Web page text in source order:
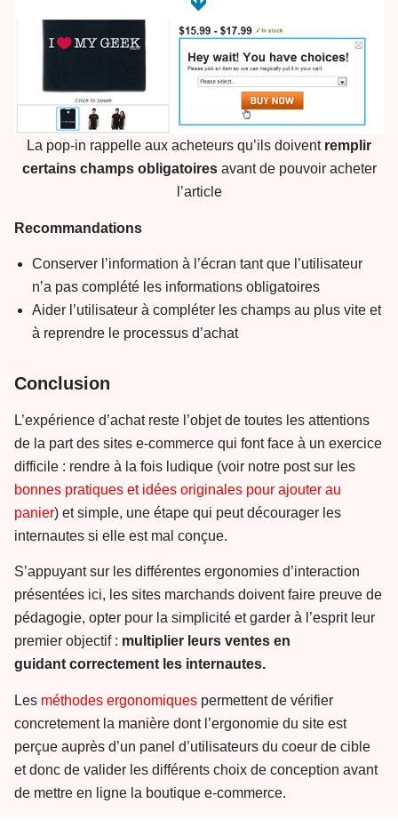
La pop-in rappelle aux acheteurs qu’ils doivent remplir
certains champs obligatoiresavant de pouvoir acheter
l’article
Recommandations
Conserver l’information à l’écran tant que l’utilisateur
n’a pas complété les informations obligatoires
Aider l’utilisateur à compléter les champs au plus vite et
à reprendre le processus d’achat
Conclusion
L’expérience d’achat reste l’objet de toutes les attentions
de la part des sites e-commerce qui font face à un exercice
difficile : rendre à la fois ludique (voir notre post sur les
bonnes pratiques et idées originales pour ajouter au
panier) et simple, une étape qui peut décourager les
internautes si elle est mal conçue.
S’appuyant sur les différentes ergonomies d’interaction
présentées ici, les sites marchands doivent faire preuve de
pédagogie, opter pour la simplicité et garder à l’esprit leur
premier objectif : multiplier leurs ventes en
guidant correctement les internautes.
Les méthodes ergonomiques permettent de vérifier
concretement la manière dont l’ergonomie du site est
perçue auprès d’un panel d’utilisateurs du coeur de cible
et donc de valider les différents choix de conception avant
de mettre en ligne la boutique e-commerce.